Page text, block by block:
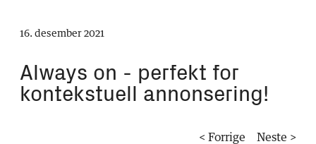
16. desember 2021
Always on - perfekt for
kontekstuell annonsering!
< Forrige Neste >